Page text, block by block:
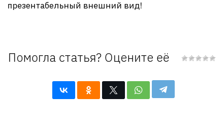
презентабельный внешний вид!
Помогла статья? Оцените её